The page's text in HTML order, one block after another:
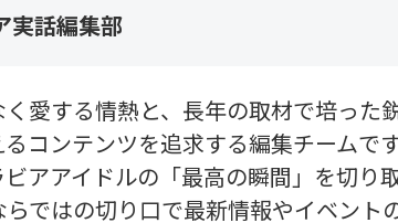
実話編集部
愛する情熱と、長年の取材で培った
るコンテンツを追求する編集チームで
アアイドルの「最高の瞬間」を切り
ではの切り口で最新情報やイベント